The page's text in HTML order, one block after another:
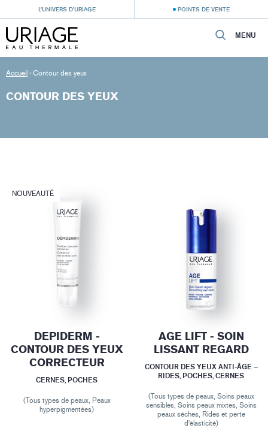
L’UNIVERS D’URIAGE POINTS DE VENTE
MENU
Accueil › Contour des yeux
CONTOUR DES YEUX
NOUVEAUTÉ
DEPIDERM -
CONTOUR DES YEUX
CORRECTEUR
CERNES, POCHES
(Tous types de peaux, Peaux
hyperpigmentées)
AGE LIFT - SOIN
LISSANT REGARD
CONTOUR DES YEUX ANTI-ÂGE –
RIDES, POCHES, CERNES
(Tous types de peaux, Soins peaux
sensibles, Soins peaux mixtes, Soins
peaux sèches, Rides et perte
d'élasticité)